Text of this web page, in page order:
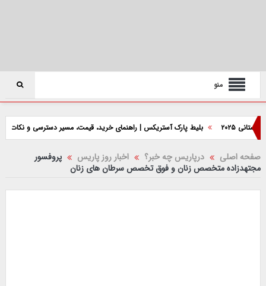
منو
۲۰۲۵ بلیط پارک آستریکس | راهنمای خرید، قیمت، مسیر دسترسی و نکات بازدید
صفحه اصلی درپاریس چه خبر؟ اخبار روز پاریس
پروفسور
مجتهدزاده متخصص زنان و فوق تخصص سرطان های زنان